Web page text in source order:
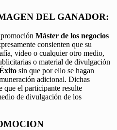
DEL GANADOR:
Máster de los negocios
consienten que su
video o cualquier otro medio,
o material de divulgación
sin que por ello se hagan
adicional. Dichas
que el participante resulte
de divulgación de los